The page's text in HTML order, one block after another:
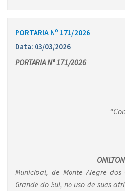
PORTARIA Nº 171/2026
Data: 03/03/2026
PORTARIA Nº 171/2026
Municipal, de Monte Alegre dos
Grande do Sul, no uso de suas